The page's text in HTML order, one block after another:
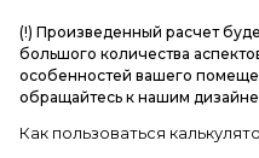
(!) Произведенный расчет
большого количества
особенностей вашего
обращайтесь к нашим
Как пользоваться